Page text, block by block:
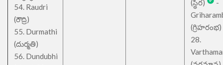
54. Raudri
(రౌద్రి)
55. Durmathi
(దుర్మతి)
56. Dundubhi
(స్థిర)
-
(గ్రిహరంభ)
28.